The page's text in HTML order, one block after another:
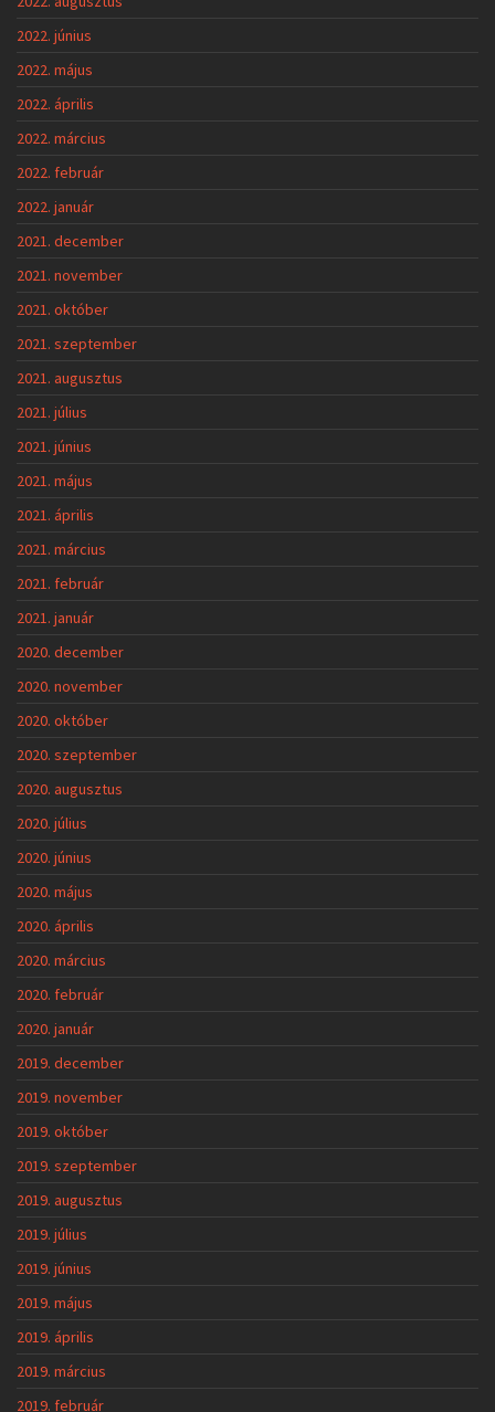
2022. június
2022. május
2022. április
2022. március
2022. február
2022. január
2021. december
2021. november
2021. október
2021. szeptember
2021. augusztus
2021. július
2021. június
2021. május
2021. április
2021. március
2021. február
2021. január
2020. december
2020. november
2020. október
2020. szeptember
2020. augusztus
2020. július
2020. június
2020. május
2020. április
2020. március
2020. február
2020. január
2019. december
2019. november
2019. október
2019. szeptember
2019. augusztus
2019. július
2019. június
2019. május
2019. április
2019. március
2019. február